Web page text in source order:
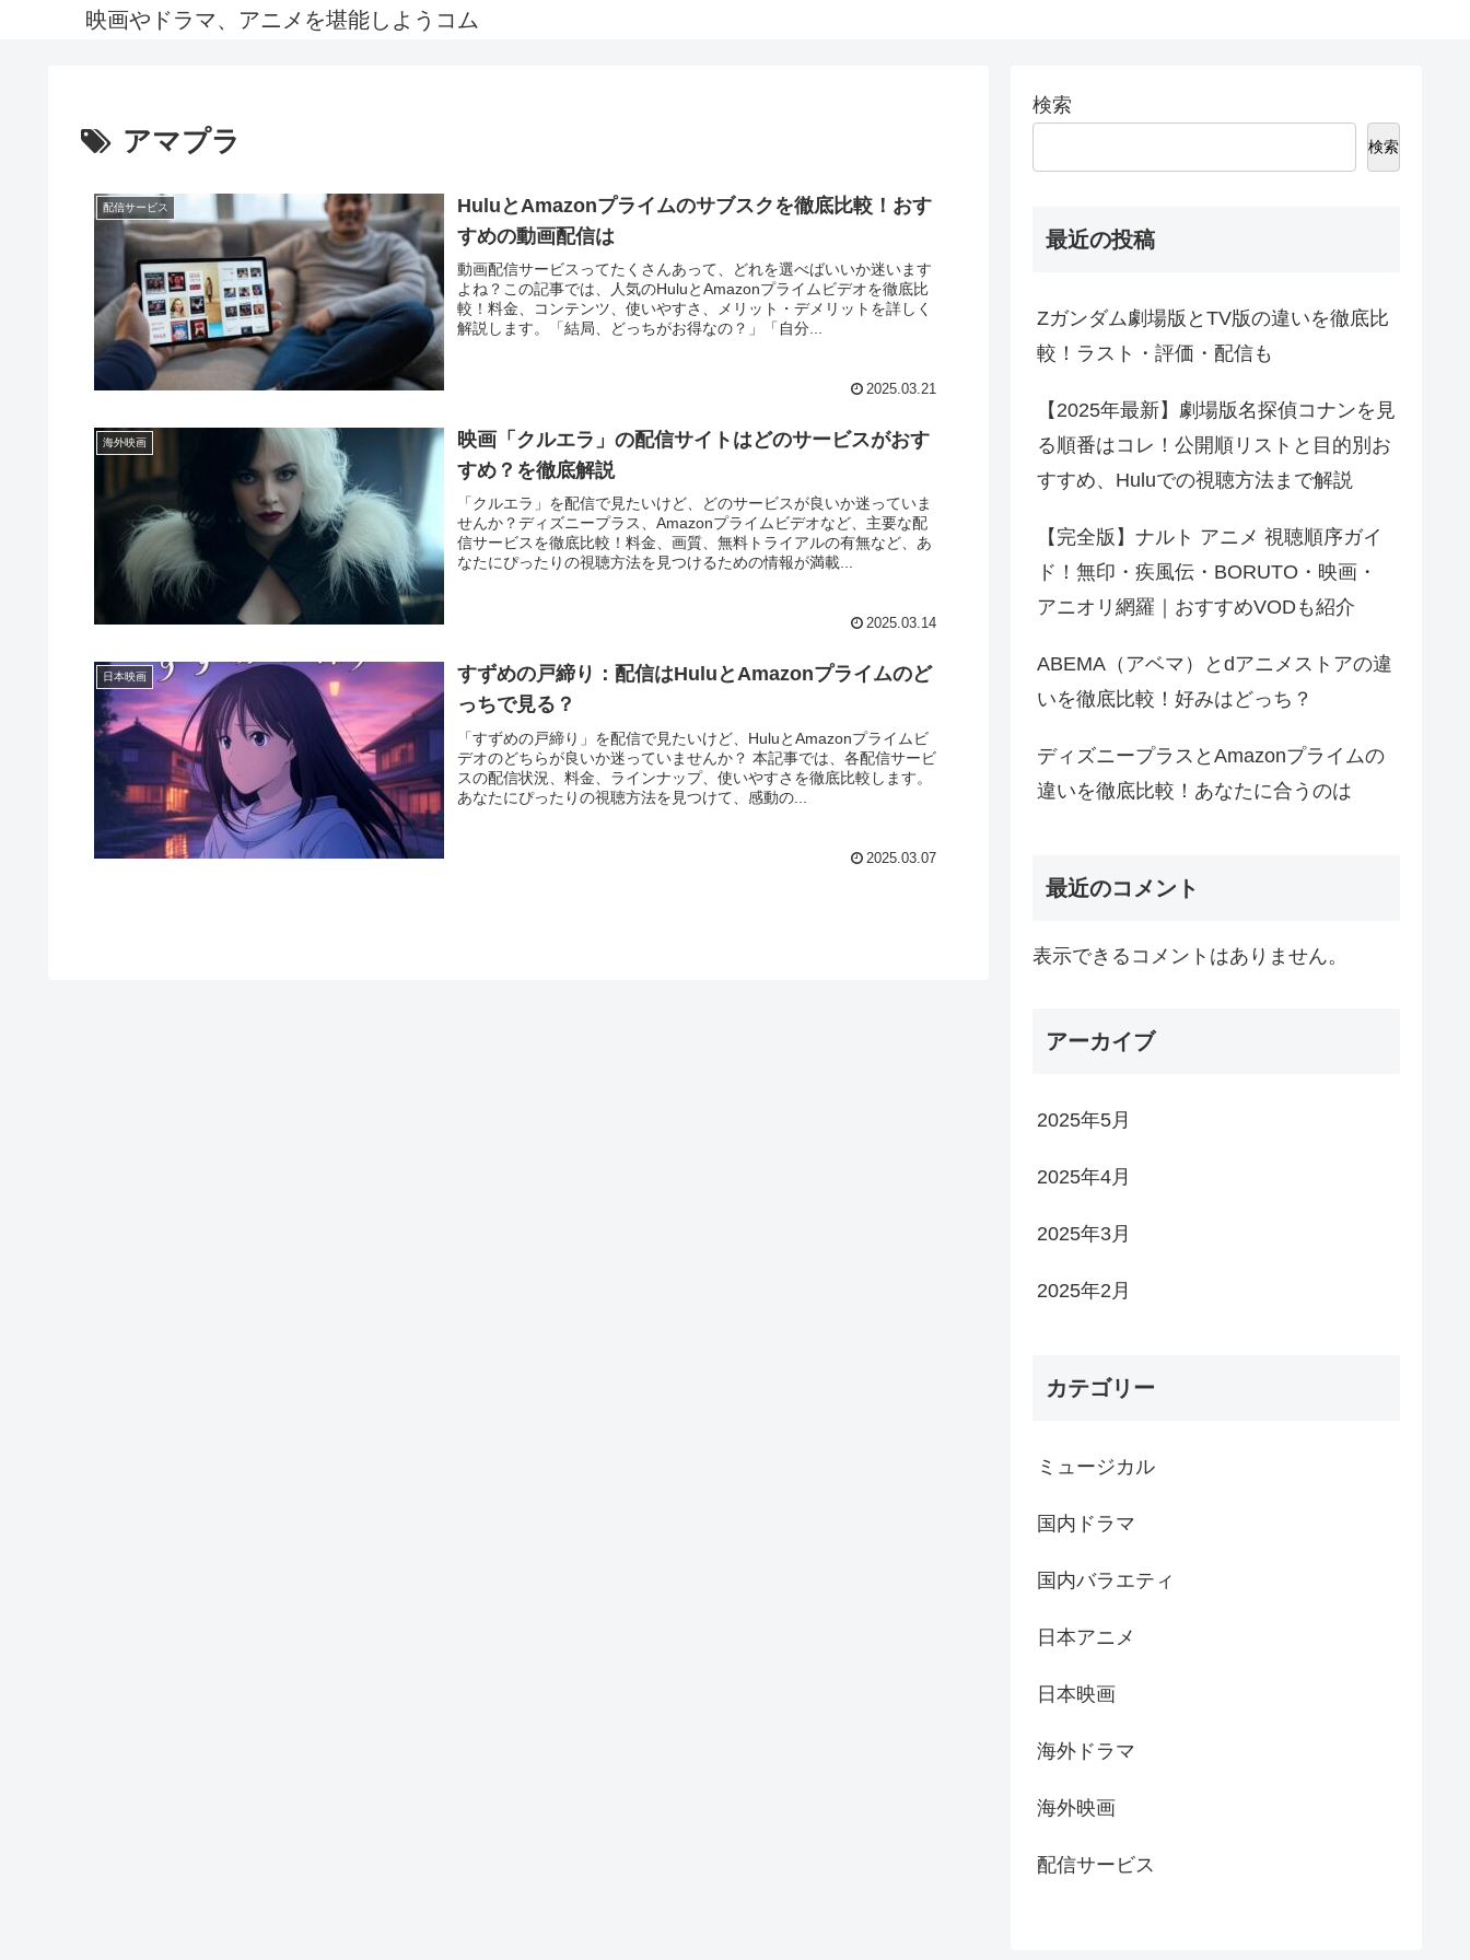
映画やドラマ、アニメを堪能しようコム
アマプラ
配信サービス
HuluとAmazonプライムのサブスクを徹底比較！おす
すめの動画配信は
動画配信サービスってたくさんあって、どれを選べばいいか迷います
よね？この記事では、人気のHuluとAmazonプライムビデオを徹底比
較！料金、コンテンツ、使いやすさ、メリット・デメリットを詳しく
解説します。「結局、どっちがお得なの？」「自分...
2025.03.21
海外映画
映画「クルエラ」の配信サイトはどのサービスがおす
すめ？を徹底解説
「クルエラ」を配信で見たいけど、どのサービスが良いか迷っていま
せんか？ディズニープラス、Amazonプライムビデオなど、主要な配
信サービスを徹底比較！料金、画質、無料トライアルの有無など、あ
なたにぴったりの視聴方法を見つけるための情報が満載...
2025.03.14
日本映画
すずめの戸締り：配信はHuluとAmazonプライムのど
っちで見る？
「すずめの戸締り」を配信で見たいけど、HuluとAmazonプライムビ
デオのどちらが良いか迷っていませんか？ 本記事では、各配信サービ
スの配信状況、料金、ラインナップ、使いやすさを徹底比較します。
あなたにぴったりの視聴方法を見つけて、感動の...
2025.03.07
検索
検索
最近の投稿
Zガンダム劇場版とTV版の違いを徹底比
較！ラスト・評価・配信も
【2025年最新】劇場版名探偵コナンを見
る順番はコレ！公開順リストと目的別お
すすめ、Huluでの視聴方法まで解説
【完全版】ナルト アニメ 視聴順序ガイ
ド！無印・疾風伝・BORUTO・映画・
アニオリ網羅｜おすすめVODも紹介
ABEMA（アベマ）とdアニメストアの違
いを徹底比較！好みはどっち？
ディズニープラスとAmazonプライムの
違いを徹底比較！あなたに合うのは
最近のコメント
表示できるコメントはありません。
アーカイブ
2025年5月
2025年4月
2025年3月
2025年2月
カテゴリー
ミュージカル
国内ドラマ
国内バラエティ
日本アニメ
日本映画
海外ドラマ
海外映画
配信サービス